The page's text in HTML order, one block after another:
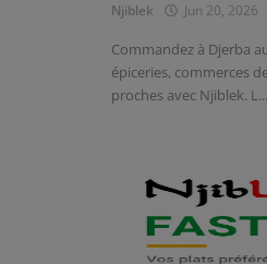
Njiblek Jun 20, 2026
Commandez à Djerba
épiceries, commerces
proches avec Njiblek. L...